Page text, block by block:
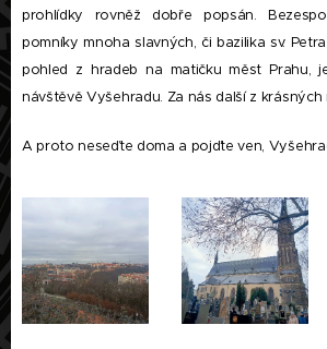
prohlídky rovněž dobře popsán.
pomníky mnoha slavných, či bazilika sv.
pohled z hradeb na matičku měst Prahu,
návštěvě Vyšehradu. Za nás další z krásných
A proto neseďte doma a pojďte ven,